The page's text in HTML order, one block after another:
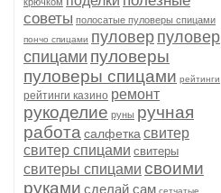
советы полосатые пуловеры спицами
пончо спицами пуловер пуловер
спицами пуловеры
пуловеры спицами рейтинги
рейтинги казино ремонт
рукоделие руны ручная
работа салфетка свитер
свитер спицами свитеры
свитеры спицами своими
руками сделай сам сетчатые